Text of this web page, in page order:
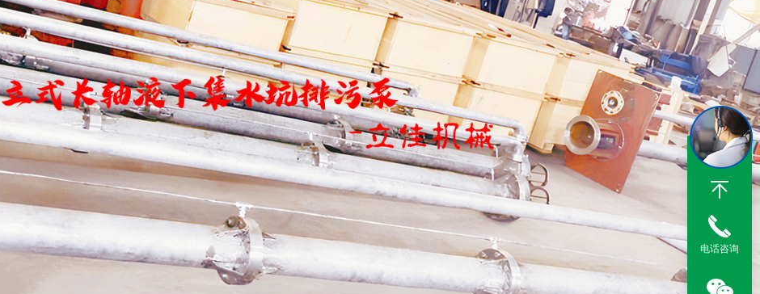
电话咨询